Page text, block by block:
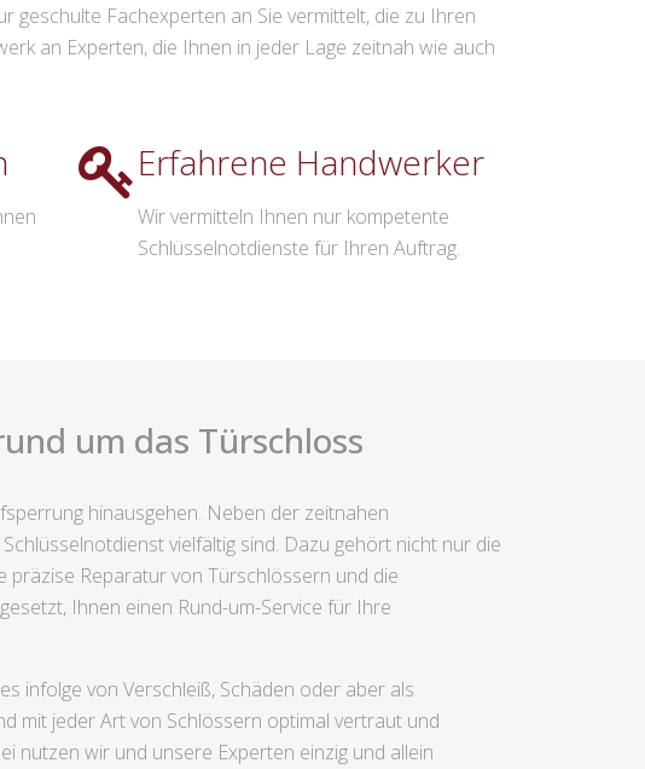
geschulte Fachexperten an Sie vermittelt, die zu Ihren
an Experten, die Ihnen in jeder Lage zeitnah wie auch
Erfahrene Handwerker
Wir vermitteln Ihnen nur kompetente
Schlüsselnotdienste für Ihren Auftrag.
um das Türschloss
hinausgehen. Neben der zeitnahen
vielfältig sind. Dazu gehört nicht nur die
Reparatur von Türschlössern und die
Ihnen einen Rund-um-Service für Ihre
infolge von Verschleiß, Schäden oder aber als
mit jeder Art von Schlössern optimal vertraut und
nutzen wir und unsere Experten einzig und allein